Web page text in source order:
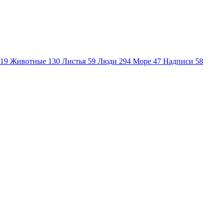
19 Животные 130 Листья 59 Люди 294 Море 47 Надписи 58